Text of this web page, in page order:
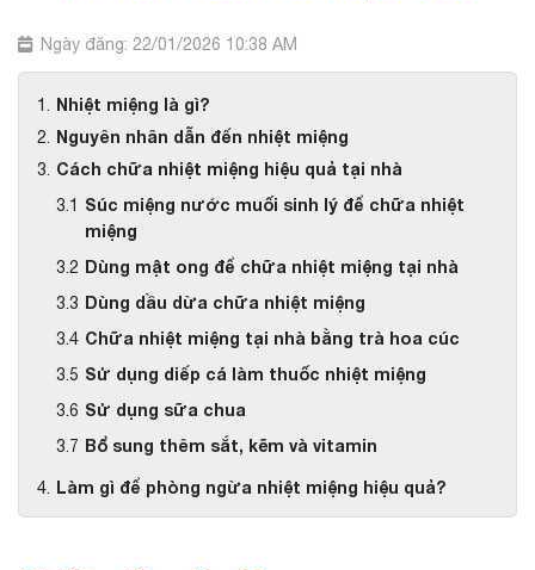
Ngày đăng: 22/01/2026 10:38 AM
Nhiệt miệng là gì?
Nguyên nhân dẫn đến nhiệt miệng
Cách chữa nhiệt miệng hiệu quả tại nhà
Súc miệng nước muối sinh lý để chữa nhiệt
miệng
Dùng mật ong để chữa nhiệt miệng tại nhà
Dùng dầu dừa chữa nhiệt miệng
Chữa nhiệt miệng tại nhà bằng trà hoa cúc
Sử dụng diếp cá làm thuốc nhiệt miệng
Sử dụng sữa chua
Bổ sung thêm sắt, kẽm và vitamin
Làm gì để phòng ngừa nhiệt miệng hiệu quả?